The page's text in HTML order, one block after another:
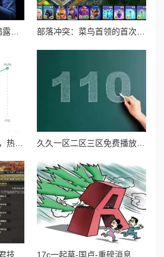
偷窥盗摄ⅴideosse：揭露隐私侵犯背后的黑暗产业链与受害者的无奈心声 部落冲突：菜鸟首领的首次部落改革尝试与初体验纪实
久久一区二区三区免费播放：最新影视资源上线，畅享无限精彩内容，尽在指尖轻松获取！